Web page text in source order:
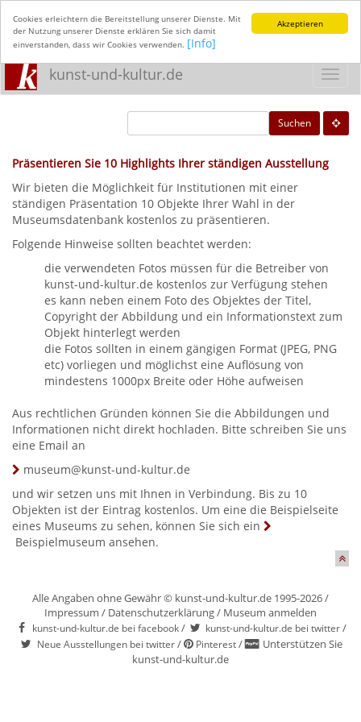
Akzeptieren
Cookies erleichtern die Bereitstellung unserer Dienste. Mit
der Nutzung unserer Dienste erklären Sie sich damit
einverstanden, dass wir Cookies verwenden. [Info]
kunst-und-kultur.de
Suchen
Präsentieren Sie 10 Highlights Ihrer ständigen Ausstellung
Wir bieten die Möglichkeit für Institutionen mit einer
ständigen Präsentation 10 Objekte Ihrer Wahl in der
Museumsdatenbank kostenlos zu präsentieren.
Folgende Hinweise sollten beachtet werden:
die verwendeten Fotos müssen für die Betreiber von
kunst-und-kultur.de kostenlos zur Verfügung stehen
es kann neben einem Foto des Objektes der Titel,
Copyright der Abbildung und ein Informationstext zum
Objekt hinterlegt werden
die Fotos sollten in einem gängigen Format (JPEG, PNG
etc) vorliegen und möglichst eine Auflösung von
mindestens 1000px Breite oder Höhe aufweisen
Aus rechtlichen Gründen können Sie die Abbildungen und
Informationen nicht direkt hochladen. Bitte schreiben Sie uns
eine Email an
museum@kunst-und-kultur.de
und wir setzen uns mit Ihnen in Verbindung. Bis zu 10
Objekten ist der Eintrag kostenlos. Um eine die Beispielseite
eines Museums zu sehen, können Sie sich ein
Beispielmuseum ansehen.
Alle Angaben ohne Gewähr © kunst-und-kultur.de 1995-2026 /
Impressum / Datenschutzerklärung/ Museum anmelden
kunst-und-kultur.de bei facebook/ kunst-und-kultur.de bei twitter/
Neue Ausstellungen bei twitter/ Pinterest/
Unterstützen Sie
kunst-und-kultur.de